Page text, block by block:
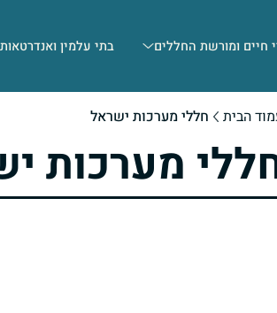
חיים ומורשת החללים בתי עלמין ואנדרטאות
הבית חללי מערכות ישראל
מערכות